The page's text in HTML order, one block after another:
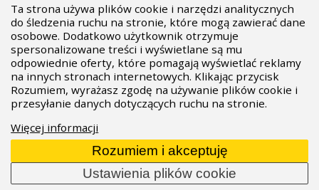
KONTROLER AXS POD
ULTIMATE
AXS Pod Ultimate to nasza topowa manetka
elektroniczna. Jest lżejsza od kontrolerów AXS z
Ta strona używa plików cookie i narzędzi analitycznych
do śledzenia ruchu na stronie, które mogą zawierać dane
osobowe. Dodatkowo użytkownik otrzymuje
spersonalizowane treści i wyświetlane są mu
odpowiednie oferty, które pomagają wyświetlać reklamy
na innych stronach internetowych. Klikając przycisk
Rozumiem, wyrażasz zgodę na używanie plików cookie i
przesyłanie danych dotyczących ruchu na stronie.
Więcej informacji
Rozumiem i akceptuję
Ustawienia plików cookie